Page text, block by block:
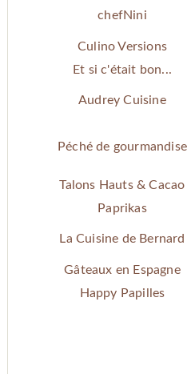
chefNini
Culino Versions
Et si c'était bon...
Audrey Cuisine
Péché de gourmandise
Talons Hauts & Cacao
Paprikas
La Cuisine de Bernard
Gâteaux en Espagne
Happy Papilles